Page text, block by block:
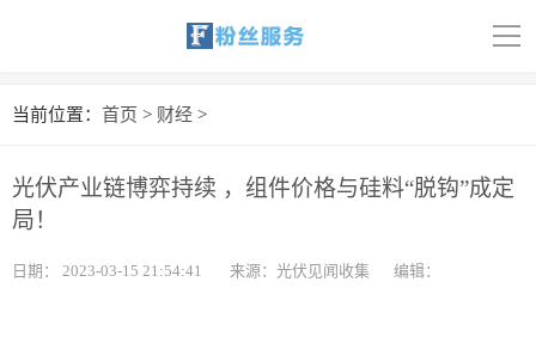
导
首页
娱乐
汽车
当前位置： 首页 > 财经 >
光伏产业链博弈持续 ，组件价格与硅料“脱钩”成定
局！
日期： 2023-03-15 21:54:41 来源：光伏见闻收集 编辑：